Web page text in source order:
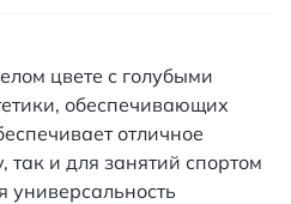
цвете с голубыми
обеспечивающих
отличное
так и для занятий спортом
универсальность